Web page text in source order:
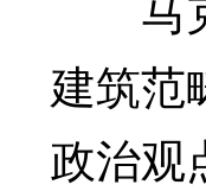
建筑范
政治观